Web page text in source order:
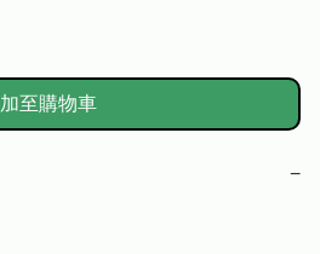
加至購物車
−